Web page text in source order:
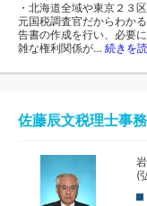
・北海道全域や東京２３
元国税調査官だからわか
告書の作成を行い、必要
雑な権利関係が… 続きを
佐藤辰文税理士事
(